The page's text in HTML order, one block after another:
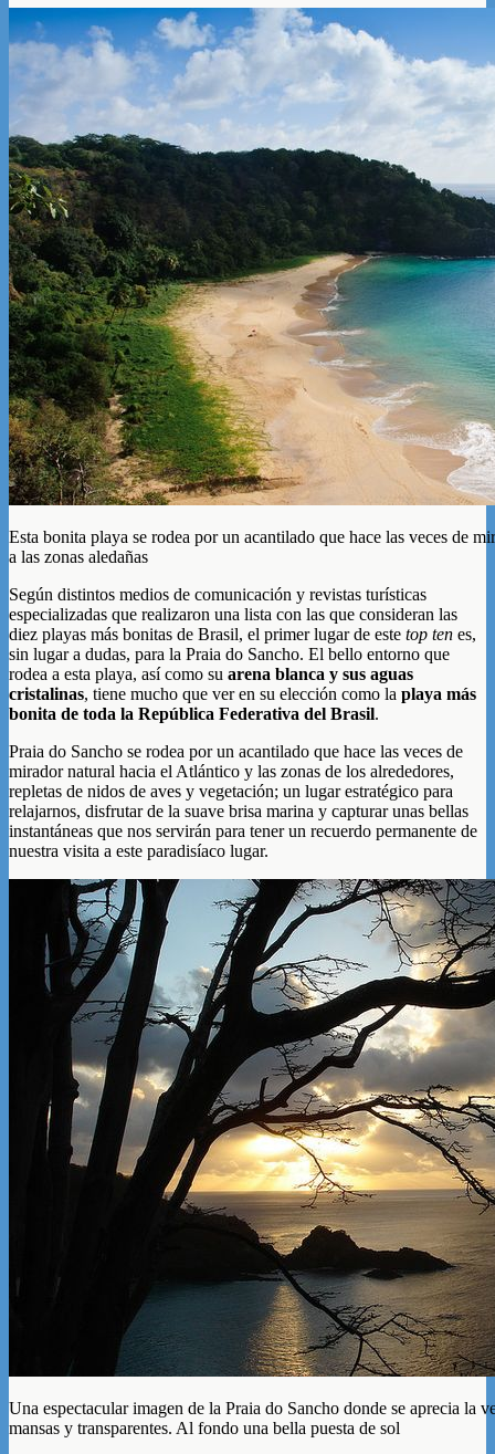
Esta bonita playa se rodea por un acantilado que hace las veces de
a las zonas aledañas
Según distintos medios de comunicación y revistas turísticas
especializadas que realizaron una lista con las que consideran las
diez playas más bonitas de Brasil, el primer lugar de este top ten es,
sin lugar a dudas, para la Praia do Sancho. El bello entorno que
rodea a esta playa, así como su arena blanca y sus aguas
cristalinas, tiene mucho que ver en su elección como la playa más
bonita de toda la República Federativa del Brasil.
Praia do Sancho se rodea por un acantilado que hace las veces de
mirador natural hacia el Atlántico y las zonas de los alrededores,
repletas de nidos de aves y vegetación; un lugar estratégico para
relajarnos, disfrutar de la suave brisa marina y capturar unas bellas
instantáneas que nos servirán para tener un recuerdo permanente de
nuestra visita a este paradisíaco lugar.
Una espectacular imagen de la Praia do Sancho donde se aprecia la
mansas y transparentes. Al fondo una bella puesta de sol